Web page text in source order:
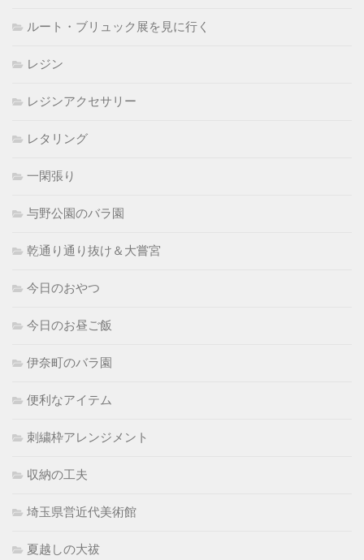
ルート・ブリュック展を見に行く
レジン
レジンアクセサリー
レタリング
一閑張り
与野公園のバラ園
乾通り通り抜け＆大嘗宮
今日のおやつ
今日のお昼ご飯
伊奈町のバラ園
便利なアイテム
刺繍枠アレンジメント
収納の工夫
埼玉県営近代美術館
夏越しの大祓